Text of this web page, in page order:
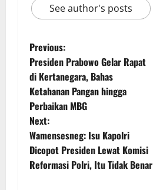
See author's posts
Previous:
Presiden Prabowo Gelar Rapat
di Kertanegara, Bahas
Ketahanan Pangan hingga
Perbaikan MBG
Next:
Wamensesneg: Isu Kapolri
Dicopot Presiden Lewat Komisi
Reformasi Polri, Itu Tidak Benar